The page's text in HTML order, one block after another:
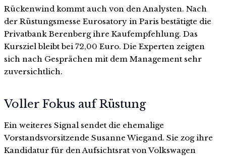
Rückenwind kommt auch von den Analysten. Nach
der Rüstungsmesse Eurosatory in Paris bestätigte die
Privatbank Berenberg ihre Kaufempfehlung. Das
Kursziel bleibt bei 72,00 Euro. Die Experten zeigten
sich nach Gesprächen mit dem Management sehr
zuversichtlich.
Voller Fokus auf Rüstung
Ein weiteres Signal sendet die ehemalige
Vorstandsvorsitzende Susanne Wiegand. Sie zog ihre
Kandidatur für den Aufsichtsrat von Volkswagen